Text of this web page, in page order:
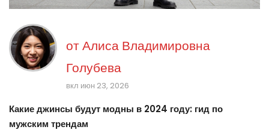
отАлиса Владимировна
Голубева
вкл июн 23, 2026
Какие джинсы будут модны в 2024 году: гид по
мужским трендам